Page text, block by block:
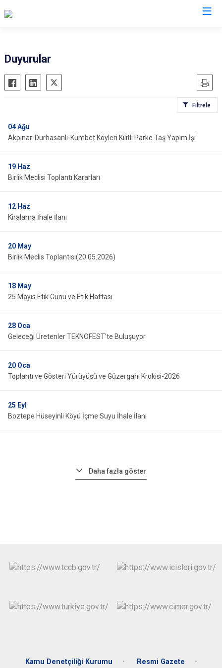
Ağaçören
Eskil
Güzelyurt
Ortaköy
Sultanhanı
Duyurular
Filtrele
04Ağu
Akpınar-Durhasanlı-Kümbet Köyleri Kilitli Parke Taş Yapım İşi
19 Haz
Birlik Meclisi Toplantı Kararları
12 Haz
Kiralama İhale İlanı
20 May
Birlik Meclis Toplantısı(20.05.2026)
18 May
25 Mayıs Etik Günü ve Etik Haftası
28 Oca
Geleceği Üretenler TEKNOFEST’te Buluşuyor
20 Oca
Toplantı ve Gösteri Yürüyüşü ve Güzergahı Krokisi-2026
25 Eyl
Boztepe Hüseyinli Köyü İçme Suyu İhale İlanı
Daha fazla göster
Kamu Denetçiliği Kurumu Resmi Gazete